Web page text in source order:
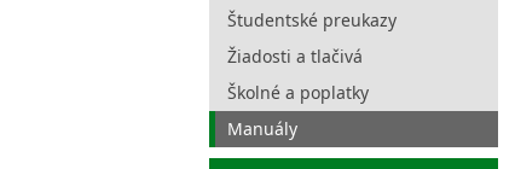
Študentské preukazy
Žiadosti a tlačivá
Školné a poplatky
Manuály